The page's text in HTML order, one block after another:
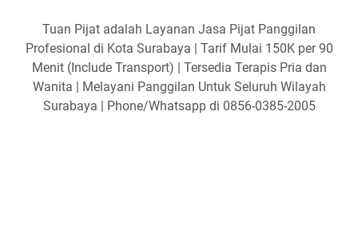
Tuan Pijat adalah Layanan Jasa Pijat Panggilan
Profesional di Kota Surabaya | Tarif Mulai 150K per 90
Menit (Include Transport) | Tersedia Terapis Pria dan
Wanita | Melayani Panggilan Untuk Seluruh Wilayah
Surabaya | Phone/Whatsapp di 0856-0385-2005